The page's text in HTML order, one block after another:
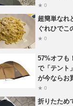
★ 0
超簡単なれ
ぐれひでこ
★ 0
57%オフも
で「テント
が今ならお
★ 0
折りたため